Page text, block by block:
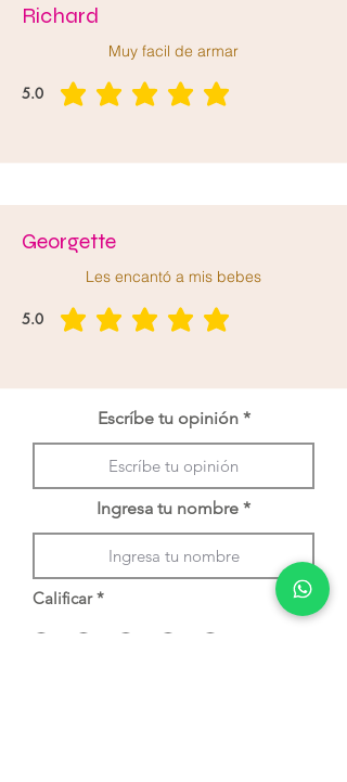
Richard
Muy facil de armar
5.0
la calificación promedio es 5 de 5
Georgette
Les encantó a mis bebes
5.0
la calificación promedio es 5 de 5
Escríbe tu opinión
Ingresa tu nombre
Calificar *